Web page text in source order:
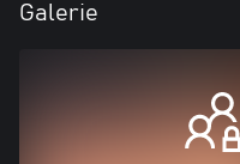
Galerie